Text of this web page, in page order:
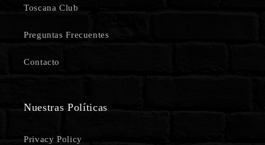
Toscana Club
Preguntas Frecuentes
Contacto
Nuestras Políticas
Privacy Policy